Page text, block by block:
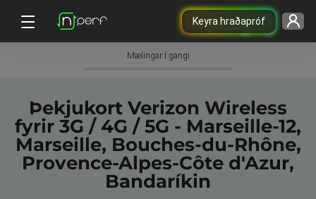
Keyra hraðapróf
Mælingar í gangi
Þekjukort Verizon Wireless
fyrir 3G / 4G / 5G - Marseille-12,
Marseille, Bouches-du-Rhône,
Provence-Alpes-Côte d'Azur,
Bandaríkin